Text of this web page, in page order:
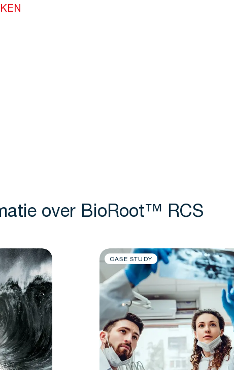
over BioRoot™ RCS
CASE STUDY